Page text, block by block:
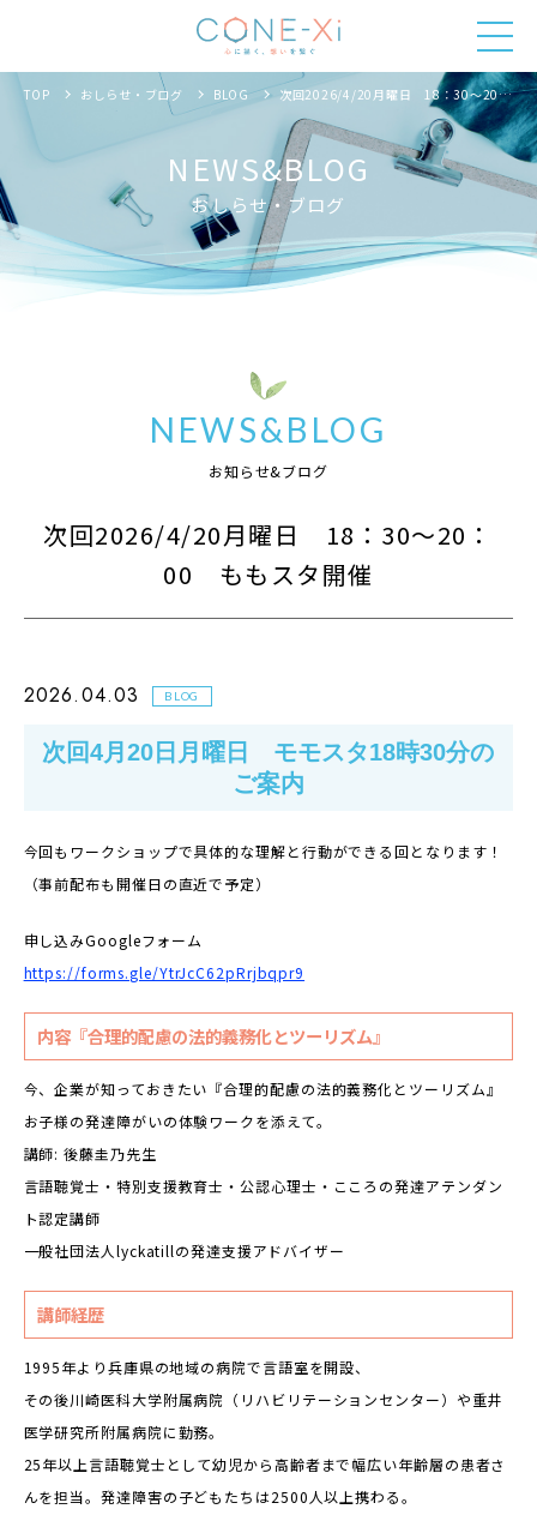
TOP おしらせ・ブログ BLOG 次回2026/4/20月曜日 18：30～20：00 ももスタ開催
NEWS&BLOG
おしらせ・ブログ
NEWS&BLOG
お知らせ&ブログ
次回2026/4/20月曜日 18：30～20：
00 ももスタ開催
2026.04.03 BLOG
次回4月20日月曜日 モモスタ18時30分の
ご案内
今回もワークショップで具体的な理解と行動ができる回となります！
（事前配布も開催日の直近で予定）
申し込みGoogleフォーム
https://forms.gle/YtrJcC62pRrjbqpr9
内容『合理的配慮の法的義務化とツーリズム』
今、企業が知っておきたい『合理的配慮の法的義務化とツーリズム』
お子様の発達障がいの体験ワークを添えて。
講師: 後藤圭乃先生
言語聴覚士・特別支援教育士・公認心理士・こころの発達アテンダン
ト認定講師
一般社団法人lyckatillの発達支援アドバイザー
講師経歴
1995年より兵庫県の地域の病院で言語室を開設、
その後川崎医科大学附属病院（リハビリテーションセンター）や重井
医学研究所附属病院に勤務。
25年以上言語聴覚士として幼児から高齢者まで幅広い年齢層の患者さ
んを担当。発達障害の子どもたちは2500人以上携わる。